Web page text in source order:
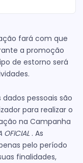
fará com que
a promoção
de estorno será
pessoais são
para realizar o
na Campanha
. As
pelo período
finalidades,